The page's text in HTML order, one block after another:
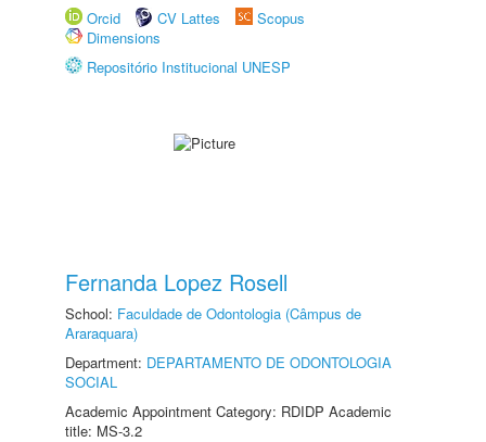
Orcid
CV Lattes
Scopus
Dimensions
Repositório Institucional UNESP
Fernanda Lopez Rosell
School: Faculdade de Odontologia (Câmpus de
Araraquara)
Department: DEPARTAMENTO DE ODONTOLOGIA
SOCIAL
Academic Appointment Category: RDIDP Academic
title: MS-3.2